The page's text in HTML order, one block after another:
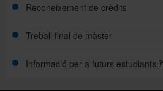
Reconeixement de crèdits
Treball final de màster
Informació per a futurs estudiants